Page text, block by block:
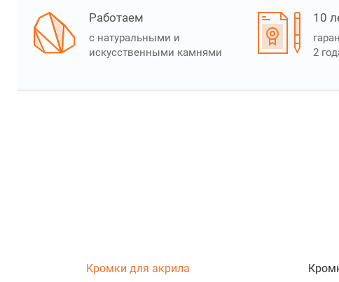
Работаем
с натуральными и
искусственными камнями
10
2
Кромки для акрила